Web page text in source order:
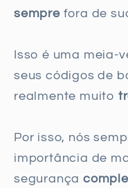
semprefora de
Isso é uma meia-
seus códigos de
realmente muito
Por isso, nós
importância de
segurança